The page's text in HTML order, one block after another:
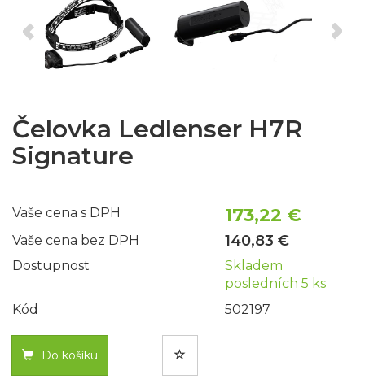
Čelovka Ledlenser H7R
Signature
Vaše cena s DPH 173,22 €
Vaše cena bez DPH 140,83 €
Dostupnost
Skladem
posledních 5 ks
Kód
502197
Do košíku